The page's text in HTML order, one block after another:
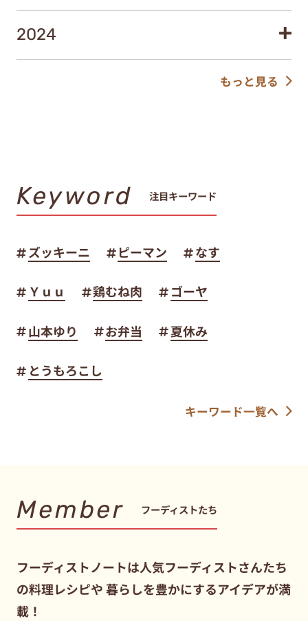
2024
もっと見る
Keyword 注目キーワード
ズッキーニ ピーマン なす
Ｙｕｕ 鶏むね肉 ゴーヤ
山本ゆり お弁当 夏休み
とうもろこし
キーワード一覧へ
Member フーディストたち
フーディストノートは人気フーディストさんたち
の料理レシピや暮らしを豊かにするアイデアが満
載！